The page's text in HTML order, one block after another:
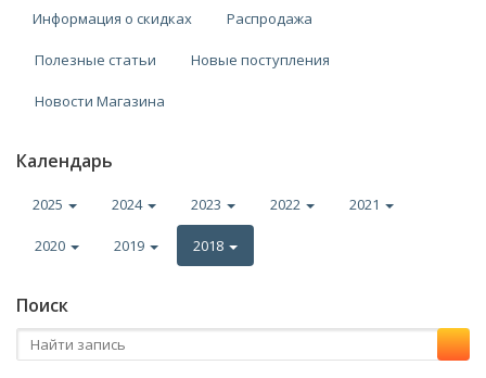
Информация о скидках Распродажа
Полезные статьи Новые поступления
Новости Магазина
Календарь
2025 2024 2023 2022 2021
2020 2019 2018
Поиск